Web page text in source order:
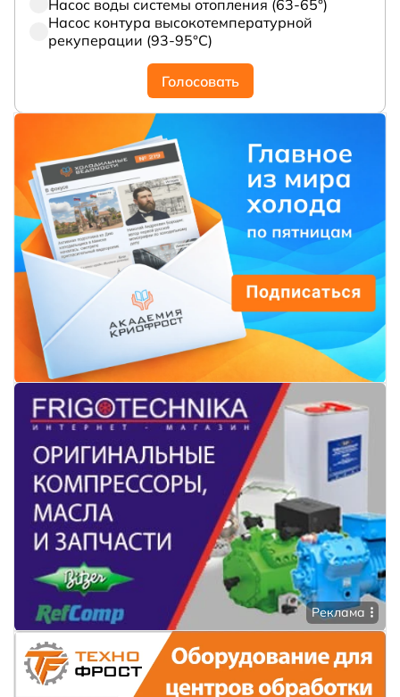
Насос воды системы отопления (63-65°)
Насос контура высокотемпературной
рекуперации (93-95°С)
Голосовать
Реклама